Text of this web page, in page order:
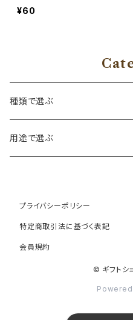
¥60
種類で選ぶ
プリザーブドフラワー
レインボー入りフラワーアレンジメント
フラワーアレンジメント
ドライフラワー
ソープフラワー
用途で選ぶ
Family：ご両親兄弟姉妹祖父
Wedding ：結婚式 結婚記念
Baby:命名 メモリアルギフト 新
プライバシーポリシー
特定商取引法に基づく表記
会員規約
© ギフトシ